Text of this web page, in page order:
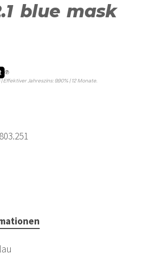
blue mask
Effektiver Jahreszins: 9.90% | 12 Monate.